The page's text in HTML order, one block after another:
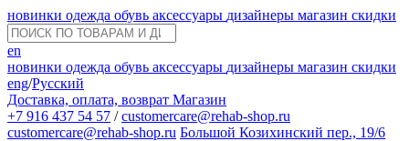
новинки одежда обувь аксессуары дизайнеры магазин скидки
en
новинки одежда обувь аксессуары дизайнеры магазин скидки
eng/Русский
Доставка, оплата, возврат Магазин
+7 916 437 54 57 / customercare@rehab-shop.ru
customercare@rehab-shop.ru Большой Козихинский пер., 19/6